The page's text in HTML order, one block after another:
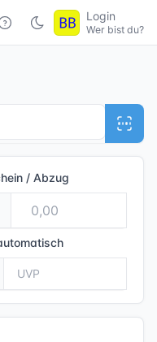
Login
Wer bist du?
/ Abzug